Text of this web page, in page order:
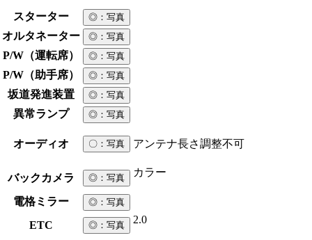
スターター ◎ ：写真
オルタネーター ◎ ：写真
P/W（運転席） ◎ ：写真
P/W（助手席） ◎ ：写真
坂道発進装置 ◎ ：写真
異常ランプ ◎ ：写真
オーディオ 〇 ：写真 アンテナ長さ調整不可
バックカメラ ◎ ：写真 カラー
電格ミラー ◎ ：写真
ETC ◎ ：写真 2.0